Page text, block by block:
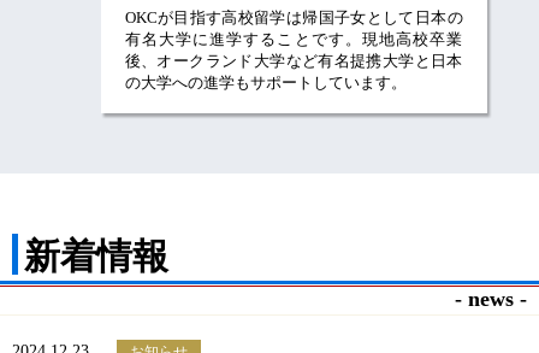
OKCが目指す高校留学は帰国子女として日本の
有名大学に進学することです。現地高校卒業
後、オークランド大学など有名提携大学と日本
の大学への進学もサポートしています。
新着情報
- news -